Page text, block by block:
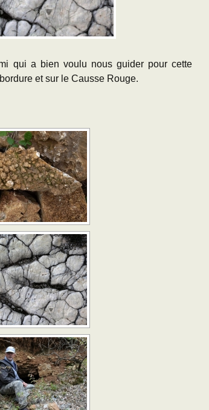
qui a bien voulu nous guider pour cette
et sur le Causse Rouge.